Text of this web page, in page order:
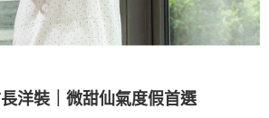
洋裝｜微甜仙氣度假首選